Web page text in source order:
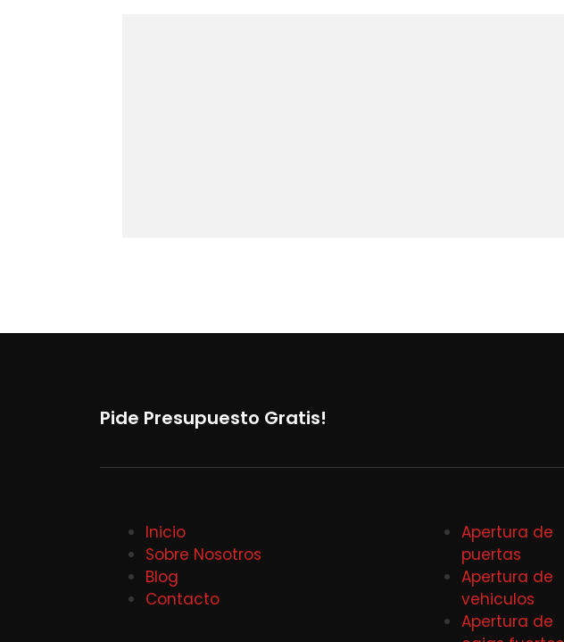
Pide Presupuesto Gratis!
Inicio
Sobre Nosotros
Blog
Contacto
Apertura de
puertas
Apertura de
vehiculos
Apertura de